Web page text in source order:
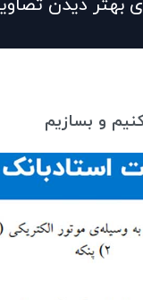
بهتر دیدن
و بسازیم